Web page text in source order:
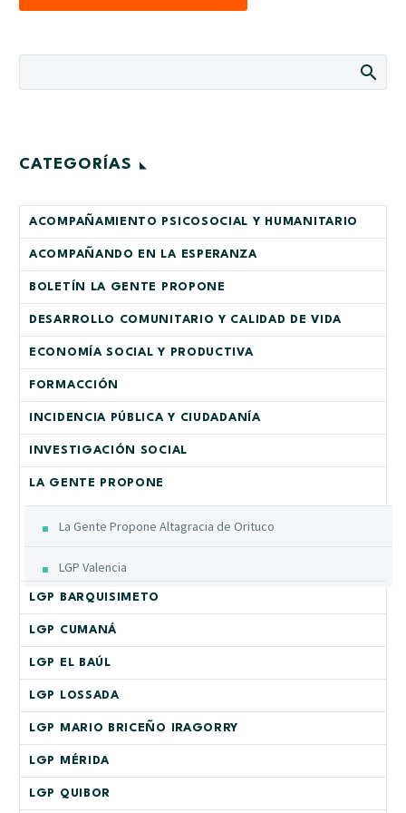
CATEGORÍAS
ACOMPAÑAMIENTO PSICOSOCIAL Y HUMANITARIO
ACOMPAÑANDO EN LA ESPERANZA
BOLETÍN LA GENTE PROPONE
DESARROLLO COMUNITARIO Y CALIDAD DE VIDA
ECONOMÍA SOCIAL Y PRODUCTIVA
FORMACCIÓN
INCIDENCIA PÚBLICA Y CIUDADANÍA
INVESTIGACIÓN SOCIAL
LA GENTE PROPONE
La Gente Propone Altagracia de Orituco
LGP Valencia
LGP BARQUISIMETO
LGP CUMANÁ
LGP EL BAÚL
LGP LOSSADA
LGP MARIO BRICEÑO IRAGORRY
LGP MÉRIDA
LGP QUIBOR